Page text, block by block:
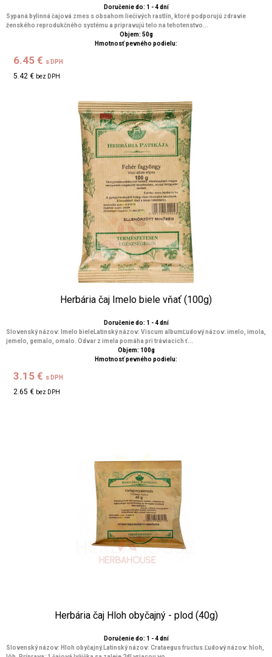
Doručenie do: 1 - 4 dní
Sypaná bylinná čajová zmes s obsahom liečivých rastlín, ktoré podporujú zdravie
ženského reprodukčného systému a pripravujú telo na tehotenstvo...
Objem: 50g
Hmotnosť pevného podielu:
6.45 € s DPH
5.42 € bez DPH
Herbária čaj Imelo biele vňať (100g)
Doručenie do: 1 - 4 dní
Slovenský názov: Imelo bieleLatinský názov: Viscum albumĽudový názov: imelo, imola,
jemelo, gemalo, omalo. Odvar z imela pomáha pri tráviacich ť...
Objem: 100g
Hmotnosť pevného podielu:
3.15 € s DPH
2.65 € bez DPH
Herbária čaj Hloh obyčajný - plod (40g)
Doručenie do: 1 - 4 dní
Slovenský názov: Hloh obyčajný.Latinský názov: Crataegus fructus.Ľudový názov: hloh,